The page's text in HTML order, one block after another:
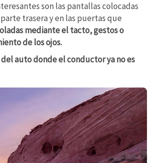
son las pantallas colocadas
trasera y en las puertas que
mediante el tacto, gestos o
de los ojos.
auto donde el conductor ya no es